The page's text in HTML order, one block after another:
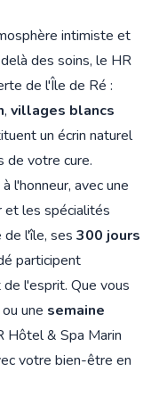
intimiste et
des soins, le HR
de l'Île de Ré :
, villages blancs
un écrin naturel
de votre cure.
l'honneur, avec une
et les spécialités
l'île, ses 300 jours
participent
l'esprit. Que vous
ou une semaine
Hôtel & Spa Marin
votre bien-être en